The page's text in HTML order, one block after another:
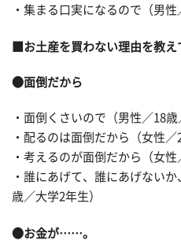
・集まる口実になるので（男性
■お土産を買わない理由を教え
●面倒だから
・面倒くさいので（男性／18歳
・配るのは面倒だから（女性／
・考えるのが面倒だから（女性
・誰にあげて、誰にあげない
歳／大学2年生）
●お金が……。